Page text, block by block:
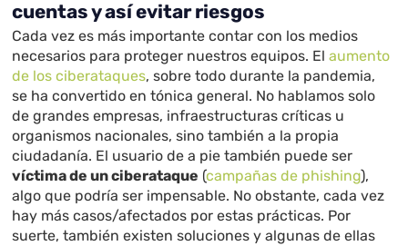
cuentas y así evitar riesgos
Cada vez es más importante contar con los medios
necesarios para proteger nuestros equipos. Elaumento
de los ciberataques, sobre todo durante la pandemia,
se ha convertido en tónica general. No hablamos solo
de grandes empresas, infraestructuras críticas u
organismos nacionales, sino también a la propia
ciudadanía. El usuario de a pie también puede ser
víctima de un ciberataque (campañas de phishing),
algo que podría ser impensable. No obstante, cada vez
hay más casos/afectados por estas prácticas. Por
suerte, también existen soluciones y algunas de ellas